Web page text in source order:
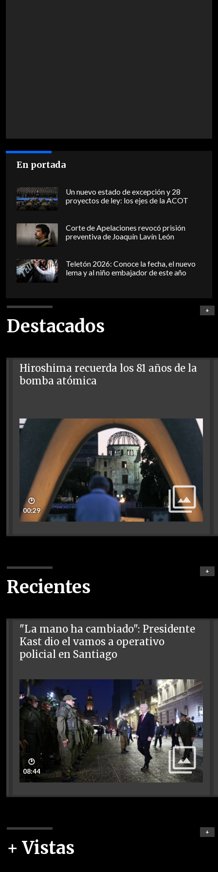
En portada
Un nuevo estado de excepción y 28
proyectos de ley: los ejes de la ACOT
Corte de Apelaciones revocó prisión
preventiva de Joaquín Lavín León
Teletón 2026: Conoce la fecha, el nuevo
lema y al niño embajador de este año
Destacados
+
Hiroshima recuerda los 81 años de la
bomba atómica
🕑
00:29
Recientes
+
"La mano ha cambiado": Presidente
Kast dio el vamos a operativo
policial en Santiago
🕑
08:44
+ Vistas
+